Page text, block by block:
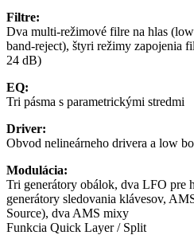
Filtre:
Dva multi-režimové filre na hlas
band-reject), štyri režimy zapojenia
24 dB)
EQ:
Tri pásma s parametrickými stredmi
Driver:
Obvod nelineárneho drivera a low
Modulácia:
Tri generátory obálok, dva LFO pre
generátory sledovania klávesov,
Source), dva AMS mixy
Funkcia Quick Layer / Split